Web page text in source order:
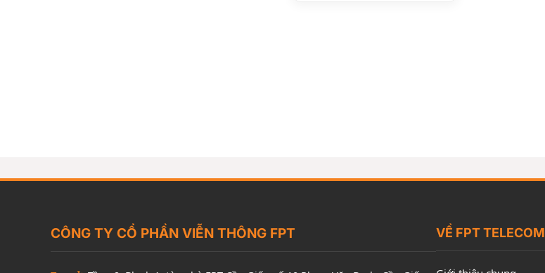
CÔNG TY CỔ PHẦN VIỄN THÔNG FPT VỀ FPT TELECOM